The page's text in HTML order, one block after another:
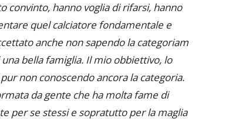
convinto, hanno voglia di rifarsi, hanno
quel calciatore fondamentale e
anche non sapendo la categoriam
bella famiglia. Il mio obbiettivo, lo
non conoscendo ancora la categoria.
da gente che ha molta fame di
per se stessi e sopratutto per la maglia